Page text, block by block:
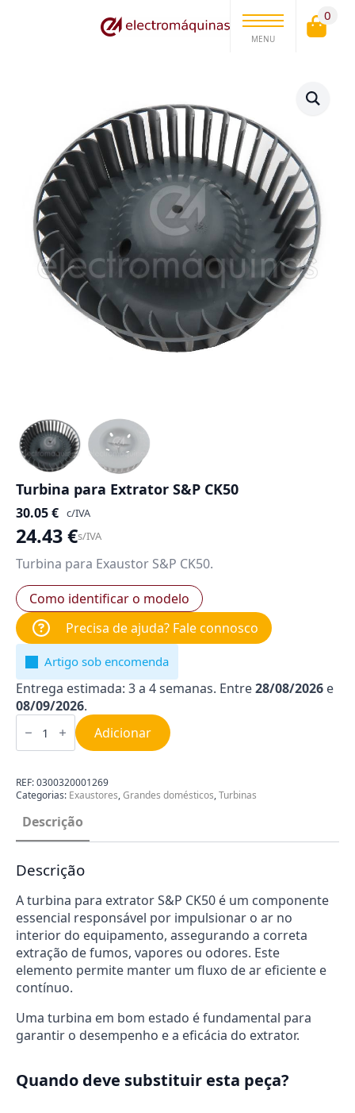
MENU
0
Turbina para Extrator S&P CK50
30.05€ c/IVA
24.43€s/IVA
Turbina para Exaustor S&P CK50.
Como identificar o modelo
Precisa de ajuda? Fale connosco
Artigo sob encomenda
Entrega estimada: 3 a 4 semanas. Entre28/08/2026 e
08/09/2026.
Quantidade
de
para
S&P
CK50
Adicionar
REF:0300320001269
Categorias: Exaustores,Grandes domésticos,Turbinas
Descrição
Descrição
A turbina para extratorS&P CK50 é um componente
essencial responsável por impulsionar o ar no
interior do equipamento, assegurando a correta
extração de fumos, vapores ou odores. Este
elemento permite manter um fluxo de ar eficiente e
contínuo.
Uma turbina em bom estado é fundamental para
garantir o desempenho e a eficácia do extrator.
Quando deve substituir esta peça?